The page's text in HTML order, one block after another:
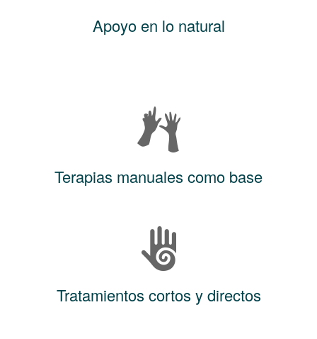
Apoyo en lo natural
Terapias manuales como base
Tratamientos cortos y directos